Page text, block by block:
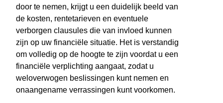
door te nemen, krijgt u een duidelijk beeld van
de kosten, rentetarieven en eventuele
verborgen clausules die van invloed kunnen
zijn op uw financiële situatie. Het is verstandig
om volledig op de hoogte te zijn voordat u een
financiële verplichting aangaat, zodat u
weloverwogen beslissingen kunt nemen en
onaangename verrassingen kunt voorkomen.